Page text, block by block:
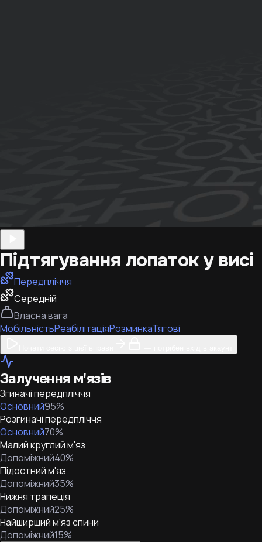
Підтягування лопаток у висі
Передпліччя
Середній
Власна вага
МобільністьРеабілітаціяРозминкаТягові
Залучення м'язів
Згиначі передпліччя
Основний95%
Розгиначі передпліччя
Основний70%
Малий круглий м'яз
Допоміжний40%
Підостний м'яз
Допоміжний35%
Нижня трапеція
Допоміжний25%
Найширший м'яз спини
Допоміжний15%